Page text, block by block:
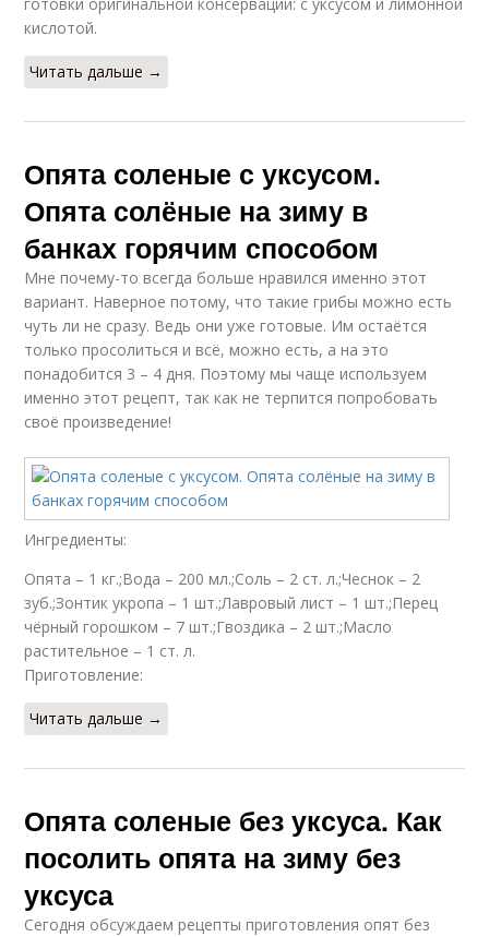
готовки оригинальной консервации: с уксусом и лимонной
кислотой.
Читать дальше →
Опята соленые с уксусом.
Опята солёные на зиму в
банках горячим способом
Мне почему-то всегда больше нравился именно этот
вариант. Наверное потому, что такие грибы можно есть
чуть ли не сразу. Ведь они уже готовые. Им остаётся
только просолиться и всё, можно есть, а на это
понадобится 3 – 4 дня. Поэтому мы чаще используем
именно этот рецепт, так как не терпится попробовать
своё произведение!
Ингредиенты:
Опята – 1 кг.;Вода – 200 мл.;Соль – 2 ст. л.;Чеснок – 2
зуб.;Зонтик укропа – 1 шт.;Лавровый лист – 1 шт.;Перец
чёрный горошком – 7 шт.;Гвоздика – 2 шт.;Масло
растительное – 1 ст. л.
Приготовление:
Читать дальше →
Опята соленые без уксуса. Как
посолить опята на зиму без
уксуса
Сегодня обсуждаем рецепты приготовления опят без